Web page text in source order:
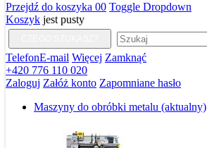
Przejdź do koszyka 00 Toggle Dropdown
Koszyk jest pusty
TelefonE-mail Więcej Zamknąć
+420 776 110 020
Zaloguj Załóż konto Zapomniane hasło
Maszyny do obróbki metalu (aktualny)